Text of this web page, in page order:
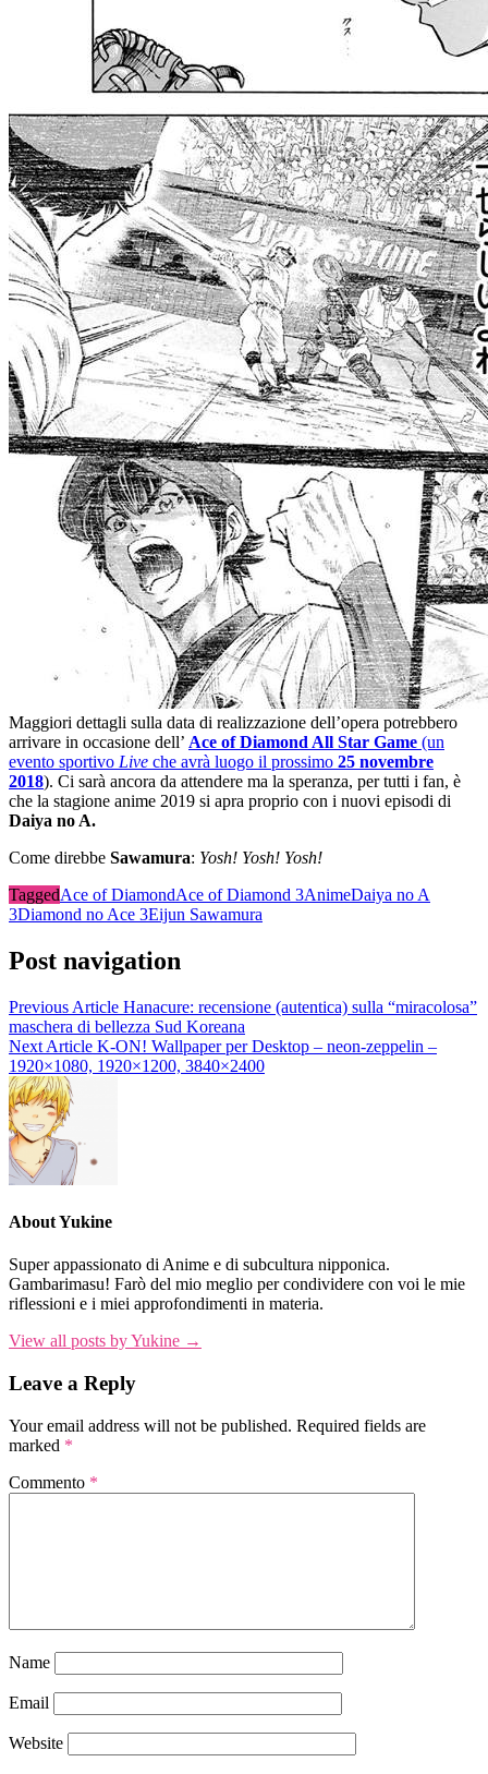
Maggiori dettagli sulla data di realizzazione dell’opera potrebbero
arrivare in occasione dell’ Ace of Diamond All Star Game (un
evento sportivo Live che avrà luogo il prossimo 25 novembre
2018). Ci sarà ancora da attendere ma la speranza, per tutti i fan, è
che la stagione anime 2019 si apra proprio con i nuovi episodi di
Daiya no A.
Come direbbe Sawamura: Yosh! Yosh! Yosh!
TaggedAce of DiamondAce of Diamond 3AnimeDaiya no A
3Diamond no Ace 3Eijun Sawamura
Post navigation
Previous Article Hanacure: recensione (autentica) sulla “miracolosa”
maschera di bellezza Sud Koreana
Next Article K-ON! Wallpaper per Desktop – neon-zeppelin –
1920×1080, 1920×1200, 3840×2400
About Yukine
Super appassionato di Anime e di subcultura nipponica.
Gambarimasu! Farò del mio meglio per condividere con voi le mie
riflessioni e i miei approfondimenti in materia.
View all posts by Yukine →
Leave a Reply
Your email address will not be published. Required fields are
marked *
Commento *
Name
Email
Website